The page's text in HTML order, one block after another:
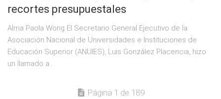
recortes presupuestales
Alma Paola Wong El Secretario General Ejecutivo de la
Asociación Nacional de Universidades e Instituciones de
Educación Superior (ANUIES), Luis González Placencia, hizo
un llamado a...
Página 1 de 189